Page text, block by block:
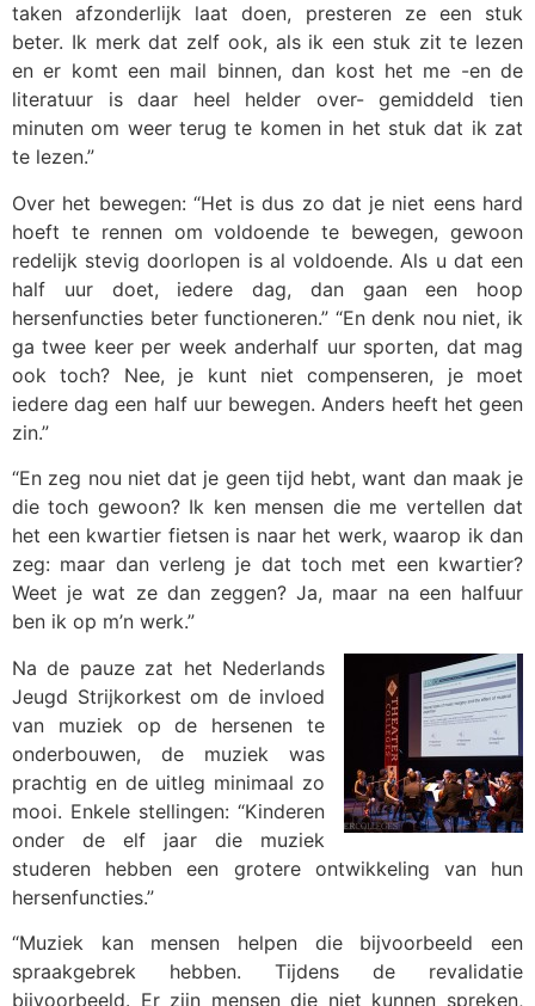
taken afzonderlijk laat doen, presteren ze een stuk
beter. Ik merk dat zelf ook, als ik een stuk zit te lezen
en er komt een mail binnen, dan kost het me -en de
literatuur is daar heel helder over- gemiddeld tien
minuten om weer terug te komen in het stuk dat ik zat
te lezen.”
Over het bewegen: “Het is dus zo dat je niet eens hard
hoeft te rennen om voldoende te bewegen, gewoon
redelijk stevig doorlopen is al voldoende. Als u dat een
half uur doet, iedere dag, dan gaan een hoop
hersenfuncties beter functioneren.” “En denk nou niet, ik
ga twee keer per week anderhalf uur sporten, dat mag
ook toch? Nee, je kunt niet compenseren, je moet
iedere dag een half uur bewegen. Anders heeft het geen
zin.”
“En zeg nou niet dat je geen tijd hebt, want dan maak je
die toch gewoon? Ik ken mensen die me vertellen dat
het een kwartier fietsen is naar het werk, waarop ik dan
zeg: maar dan verleng je dat toch met een kwartier?
Weet je wat ze dan zeggen? Ja, maar na een halfuur
ben ik op m’n werk.”
Na de pauze zat het Nederlands
Jeugd Strijkorkest om de invloed
van muziek op de hersenen te
onderbouwen, de muziek was
prachtig en de uitleg minimaal zo
mooi. Enkele stellingen: “Kinderen
onder de elf jaar die muziek
studeren hebben een grotere ontwikkeling van hun
hersenfuncties.”
“Muziek kan mensen helpen die bijvoorbeeld een
spraakgebrek hebben. Tijdens de revalidatie
bijvoorbeeld. Er zijn mensen die niet kunnen spreken,